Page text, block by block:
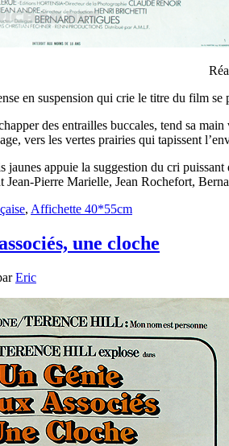
en suspension qui crie le titre du film
des entrailles buccales, tend sa
vers les vertes prairies qui tapissent
jaunes appuie la suggestion du cri
Jean-Pierre Marielle, Jean Rochefort,
, Affichette 40*55cm
une cloche
Eric